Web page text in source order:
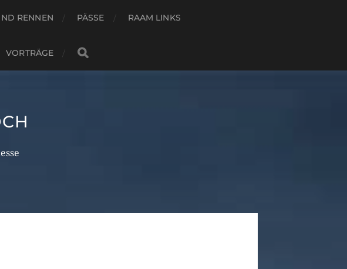
RENNEN PÄSSE RAAM LINKS
VORTRÄGE